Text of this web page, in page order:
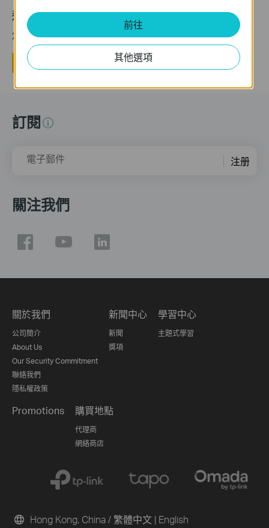
這篇faq是否有用?
您的反饋將幫助我們改善網站
訂閱
電子郵件 注册
關注我們
關於我們
公司簡介
About Us
Our Security Commitment
聯絡我們
隱私權政策
新聞中心
新聞
獎項
學習中心
主題式學習
Promotions 購買地點
代理商
網絡商店
Hong Kong, China / 繁體中文 | English
前往
其他選項